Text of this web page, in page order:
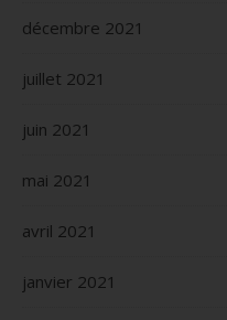
décembre 2021
juillet 2021
juin 2021
mai 2021
avril 2021
janvier 2021